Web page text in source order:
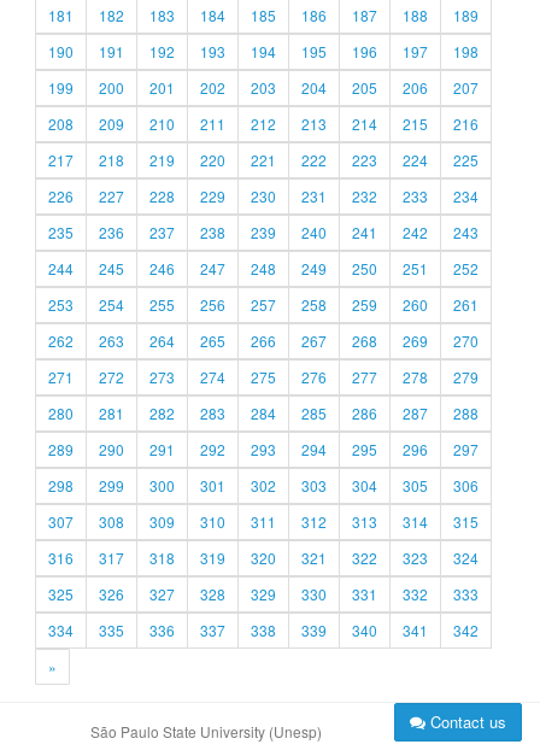
181
182 183 184 185 186 187 188
189
190
191 192 193 194 195 196 197
198
199
200 201 202 203 204 205 206
207
208
209 210 211 212 213 214 215
216
217
218 219 220 221 222 223 224
225
226
227 228 229 230 231 232 233
234
235
236 237 238 239 240 241 242
243
244
245 246 247 248 249 250 251
252
253
254 255 256 257 258 259 260
261
262
263 264 265 266 267 268 269
270
271
272 273 274 275 276 277 278
279
280
281 282 283 284 285 286 287
288
289
290 291 292 293 294 295 296
297
298
299 300 301 302 303 304 305
306
307
308 309 310 311 312 313 314
315
316
317 318 319 320 321 322 323
324
325
326 327 328 329 330 331 332
333
334
335 336 337 338 339 340 341
342
»
São Paulo State University (Unesp) Contact us